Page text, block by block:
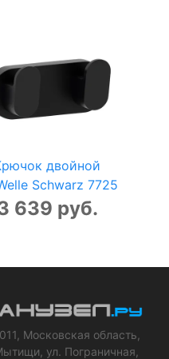
двойной
Schwarz 7725
639 руб.
Московская область,
ул. Пограничная,